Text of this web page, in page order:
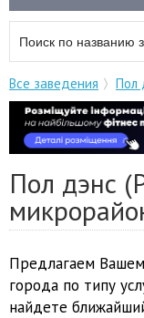
Все заведения Пол
Пол дэнс
Предлагаем
города по типу
найдете